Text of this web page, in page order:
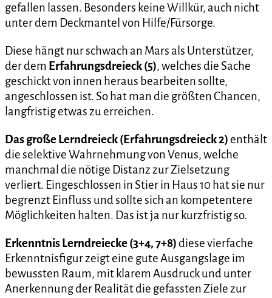
gefallen lassen. Besonders keine Willkür, auch nicht
unter dem Deckmantel von Hilfe/Fürsorge.
Diese hängt nur schwach an Mars als Unterstützer,
der dem Erfahrungsdreieck (5), welches die Sache
geschickt von innen heraus bearbeiten sollte,
angeschlossen ist. So hat man die größten Chancen,
langfristig etwas zu erreichen.
Das große Lerndreieck (Erfahrungsdreieck 2)enthält
die selektive Wahrnehmung von Venus, welche
manchmal die nötige Distanz zur Zielsetzung
verliert. Eingeschlossen in Stier in Haus 10 hat sie nur
begrenzt Einfluss und sollte sich an kompetentere
Möglichkeiten halten. Das ist ja nur kurzfristig so.
Erkenntnis Lerndreiecke (3+4, 7+8)diese vierfache
Erkenntnisfigur zeigt eine gute Ausgangslage im
bewussten Raum, mit klarem Ausdruck und unter
Anerkennung der Realität die gefassten Ziele zur